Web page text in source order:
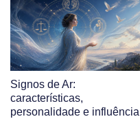
Signos de Ar:
características,
personalidade e influência